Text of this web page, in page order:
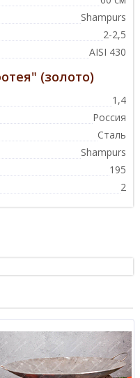
Shampurs
2-2,5
AISI 430
(золото)
1,4
Россия
Сталь
Shampurs
195
2